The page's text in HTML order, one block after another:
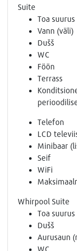
Suite
Toa
Vann (väli)
Dušš
WC
Föön
Terrass
Telefon
LCD
Minibaar
Seif
WiFi
Whirpool Suite
Toa
Dušš
Aurusaun
WC